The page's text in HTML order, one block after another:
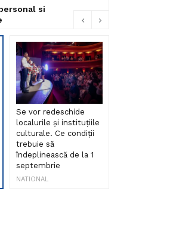
si
Se vor redeschide
localurile și instituțiile
culturale. Ce condiții
trebuie să
îndeplinească de la 1
septembrie
NATIONAL